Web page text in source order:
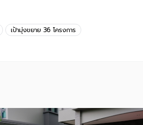
เป้ามุ่งขยาย 36 โครงการ